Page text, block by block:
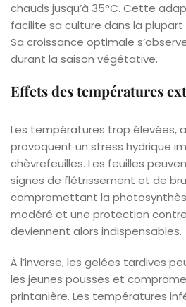
chauds jusqu’à 35°C. Cette
facilite sa culture dans la plupart
Sa croissance optimale
durant la saison végétative.
Effets des températures
Les températures trop élevées,
provoquent un stress hydrique
chèvrefeuilles. Les feuilles
signes de flétrissement et de
compromettant la
modéré et une protection
deviennent alors indispensables.
À l’inverse, les gelées tardives
les jeunes pousses et
printanière. Les températures